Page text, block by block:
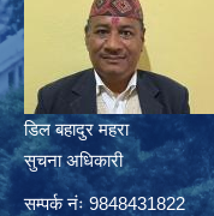
डिल बहादुर महरा
सुचना अधिकारी
सम्पर्क नंः 9848431822